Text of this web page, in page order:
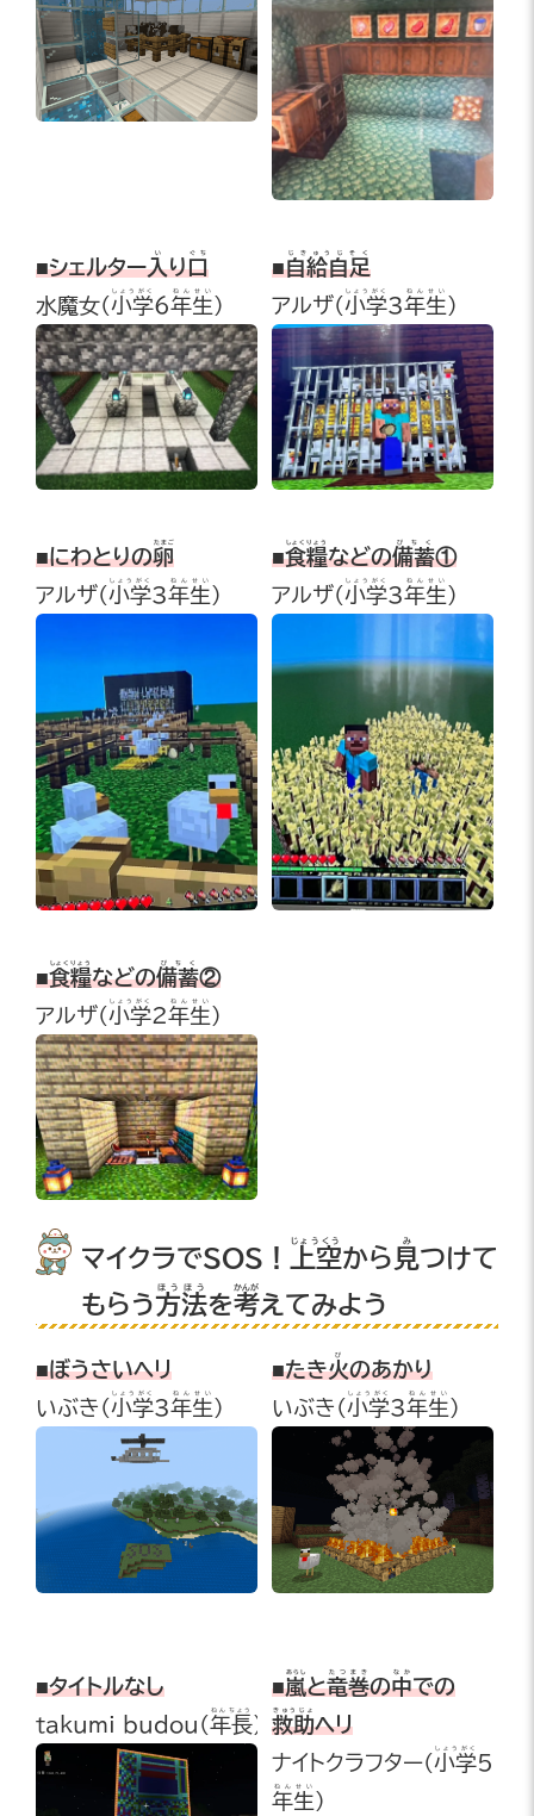
■シェルター入
い
り口
ぐち
水魔女(小学
しょうがく
6年生
ねんせい
)
■自給自足
じきゅうじそく
アルザ(小学
しょうがく
3年生
ねんせい
)
■にわとりの卵
たまご
アルザ(小学
しょうがく
3年生
ねんせい
)
■食糧
しょくりょう
などの備蓄
びちく
①
アルザ(小学
しょうがく
3年生
ねんせい
)
■食糧
しょくりょう
などの備蓄
びちく
②
アルザ(小学
しょうがく
2年生
ねんせい
)
マイクラでSOS！ 上空
じょうくう
から 見
み
つけて
もらう方法
ほうほう
を考
かんが
えてみよう
■ぼうさいヘリ
いぶき(小学
しょうがく
3年生
ねんせい
)
■たき火
び
のあかり
いぶき(小学
しょうがく
3年生
ねんせい
)
■タイトルなし
takumi_budou(年長
ねんちょう
)
■嵐
あらし
と竜巻
たつまき
の中
なか
での
救助
きゅうじょ
ヘリ
ナイトクラフター(小学
しょうがく
5
年生
ねんせい
)